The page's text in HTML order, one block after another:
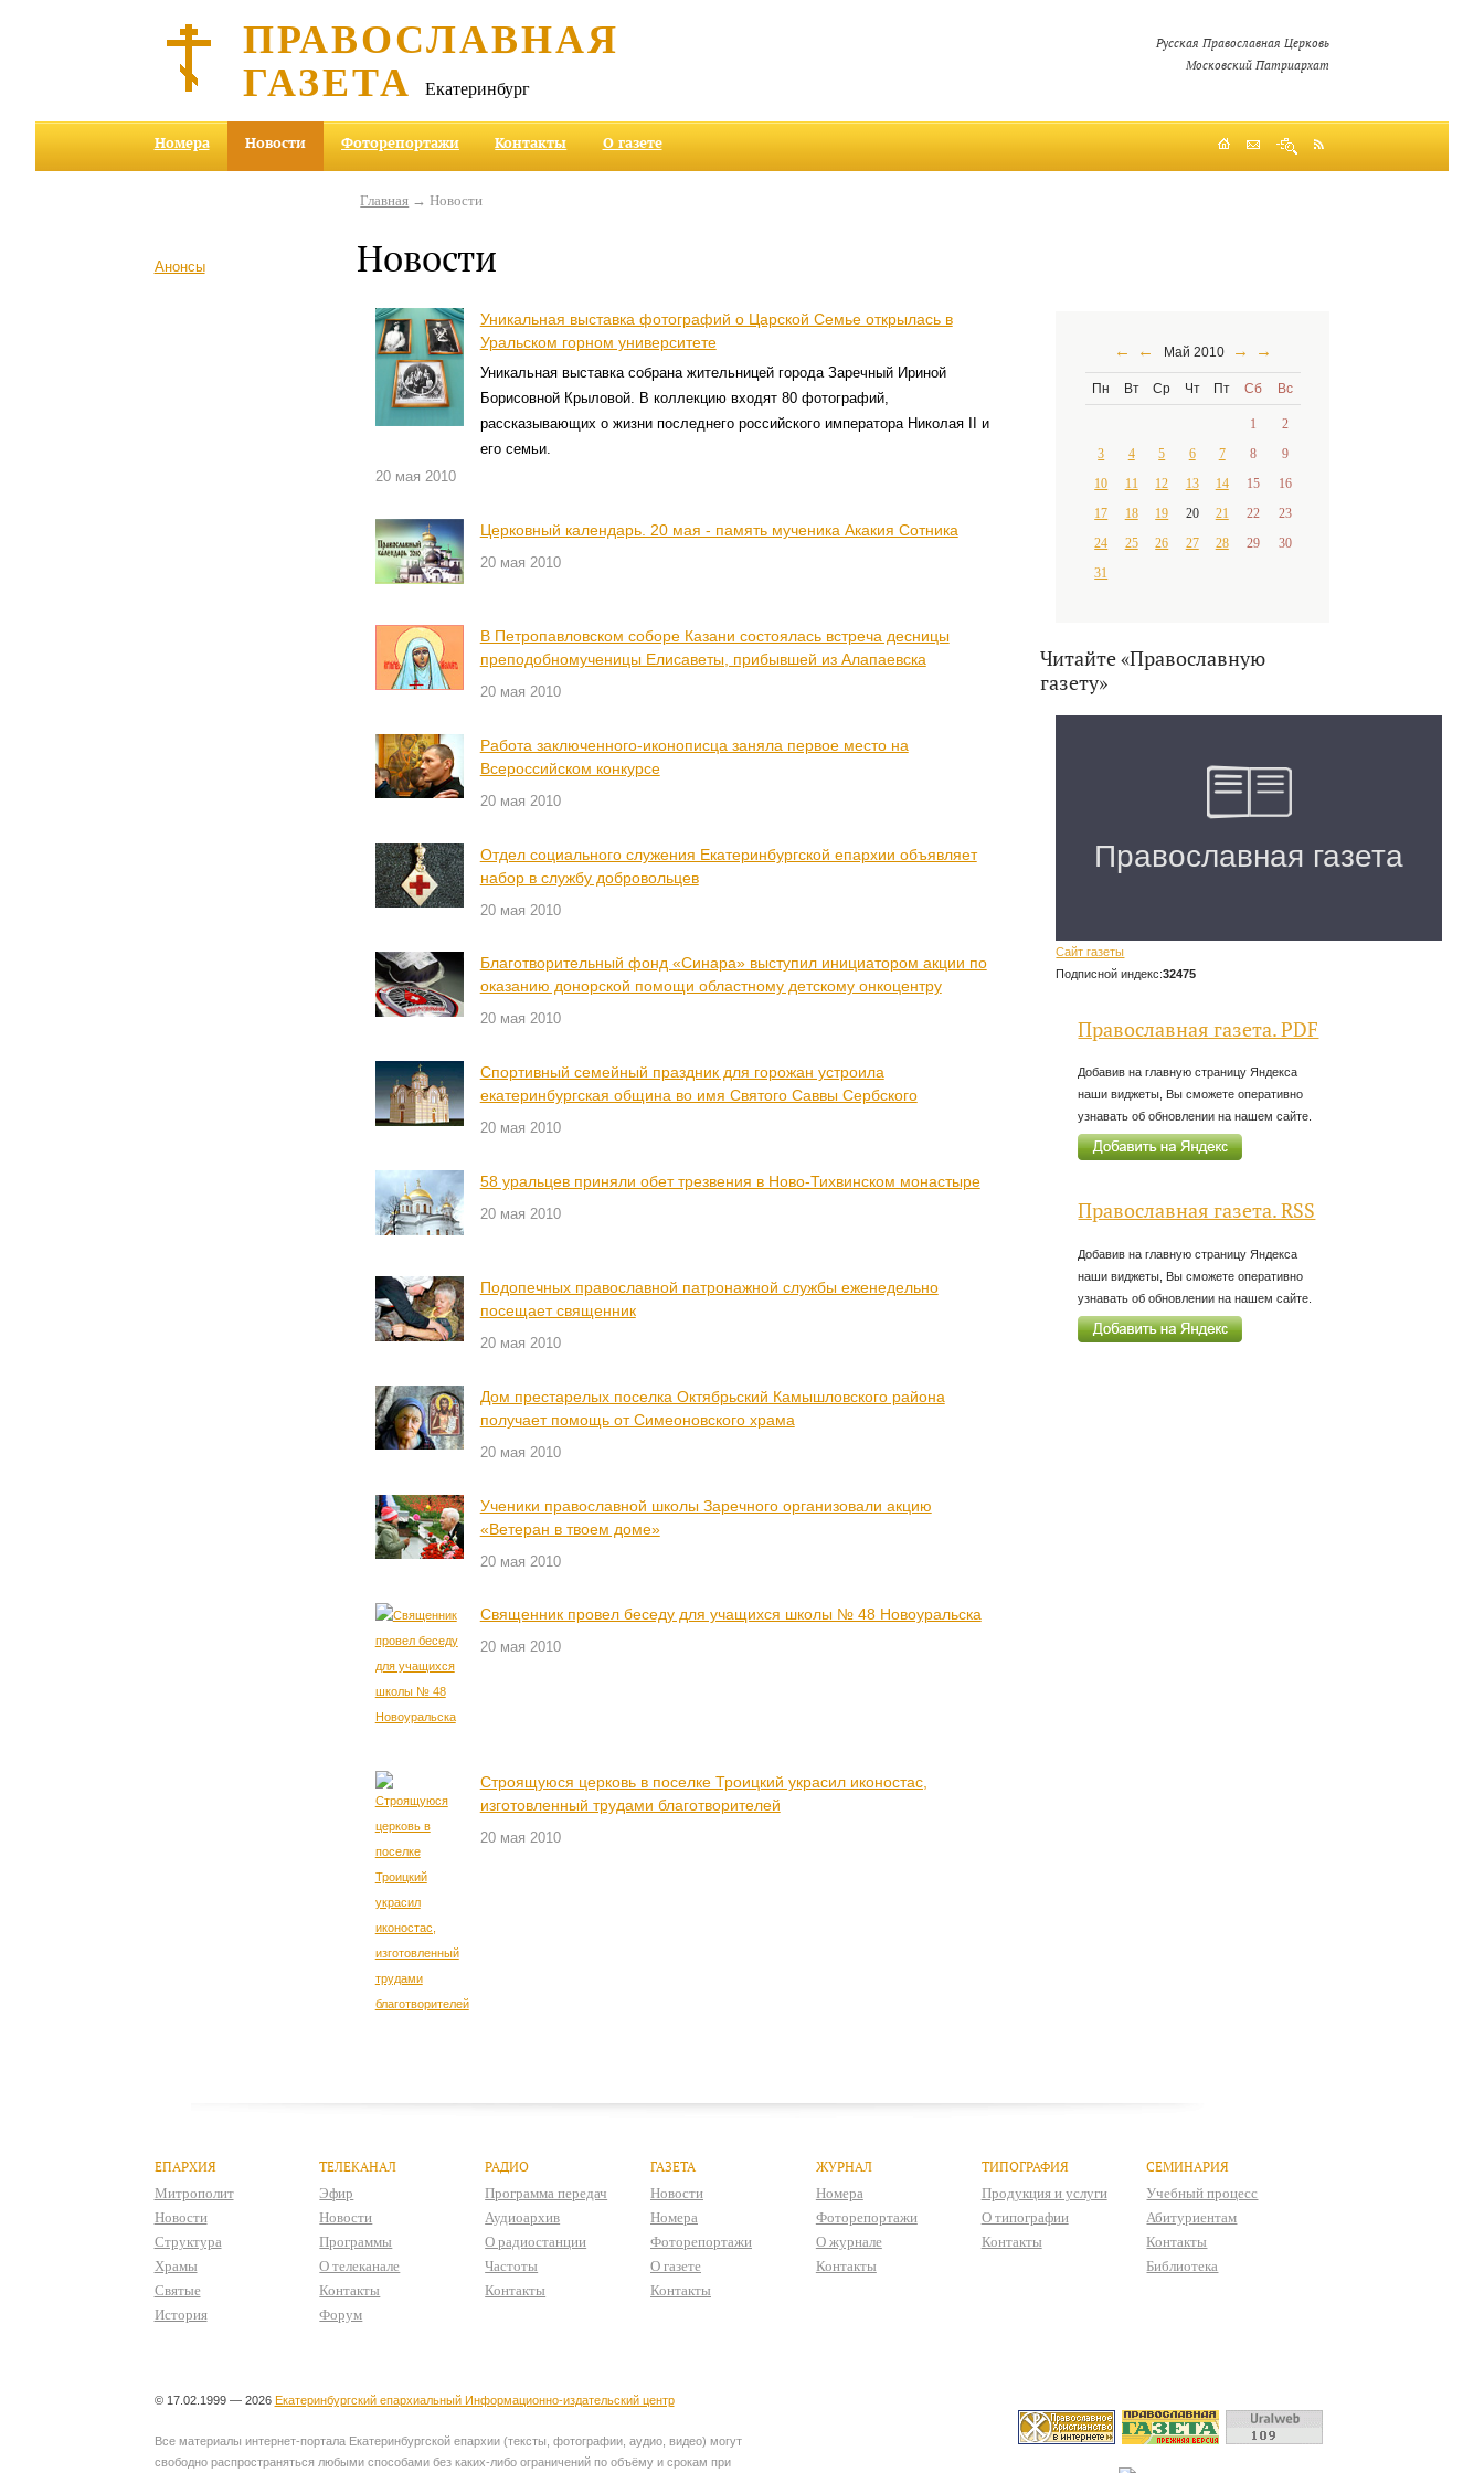
ПРАВОСЛАВНАЯ
ГАЗЕТА Екатеринбург
Русская Православная Церковь
Московский Патриархат
Номера Новости Фоторепортажи Контакты О газете
Анонсы
Главная → Новости
Новости
Уникальная выставка фотографий о Царской Семье открылась в
Уральском горном университете
Уникальная выставка собрана жительницей города Заречный Ириной
Борисовной Крыловой. В коллекцию входят 80 фотографий,
рассказывающих о жизни последнего российского императора Николая II и
его семьи.
20 мая 2010
Церковный календарь. 20 мая - память мученика Акакия Сотника
20 мая 2010
В Петропавловском соборе Казани состоялась встреча десницы
преподобномученицы Елисаветы, прибывшей из Алапаевска
20 мая 2010
Работа заключенного-иконописца заняла первое место на
Всероссийском конкурсе
20 мая 2010
Отдел социального служения Екатеринбургской епархии объявляет
набор в службу добровольцев
20 мая 2010
Благотворительный фонд «Синара» выступил инициатором акции по
оказанию донорской помощи областному детскому онкоцентру
20 мая 2010
Спортивный семейный праздник для горожан устроила
екатеринбургская община во имя Святого Саввы Сербского
20 мая 2010
58 уральцев приняли обет трезвения в Ново-Тихвинском монастыре
20 мая 2010
Подопечных православной патронажной службы еженедельно
посещает священник
20 мая 2010
Дом престарелых поселка Октябрьский Камышловского района
получает помощь от Симеоновского храма
20 мая 2010
Ученики православной школы Заречного организовали акцию
«Ветеран в твоем доме»
20 мая 2010
Священник провел беседу для учащихся школы № 48 Новоуральска
20 мая 2010
Строящуюся церковь в поселке Троицкий украсил иконостас,
изготовленный трудами благотворителей
20 мая 2010
← ← Май 2010 → →
Пн Вт Ср Чт Пт Сб Вс
1
2
3
4 5 6 7 8
9
10
11 12 13 14 15
16
17
18 19 20 21 22
23
24
25 26 27 28 29
30
31
Читайте «Православную
газету»
Сайт газеты
Подписной индекс:32475
Православная газета. PDF
Добавив на главную страницу Яндекса
наши виджеты, Вы сможете оперативно
узнавать об обновлении на нашем сайте.
Православная газета. RSS
Добавив на главную страницу Яндекса
наши виджеты, Вы сможете оперативно
узнавать об обновлении на нашем сайте.
ЕПАРХИЯ
Митрополит
Новости
Структура
Храмы
Святые
История
ТЕЛЕКАНАЛ
Эфир
Новости
Программы
О телеканале
Контакты
Форум
РАДИО
Программа передач
Аудиоархив
О радиостанции
Частоты
Контакты
ГАЗЕТА
Новости
Номера
Фоторепортажи
О газете
Контакты
ЖУРНАЛ
Номера
Фоторепортажи
О журнале
Контакты
ТИПОГРАФИЯ
Продукция и услуги
О типографии
Контакты
СЕМИНАРИЯ
Учебный процесс
Абитуриентам
Контакты
Библиотека
© 17.02.1999 — 2026 Екатеринбургский епархиальный Информационно-издательский центр
Все материалы интернет-портала Екатеринбургской епархии (тексты, фотографии, аудио, видео) могут
свободно распространяться любыми способами без каких-либо ограничений по объёму и срокам при